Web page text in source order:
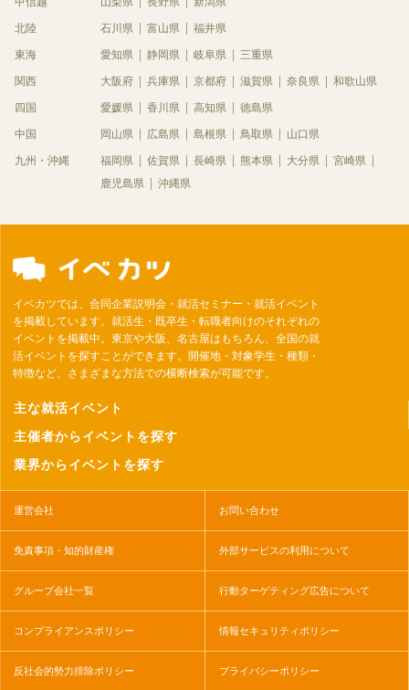
北陸 石川県 富山県 福井県
東海 愛知県 静岡県 岐阜県 三重県
関西 大阪府 兵庫県 京都府 滋賀県 奈良県 和歌山県
四国 愛媛県 香川県 高知県 徳島県
中国 岡山県 広島県 島根県 鳥取県 山口県
九州・沖縄 福岡県 佐賀県 長崎県 熊本県 大分県
宮崎県
鹿児島県
沖縄県
イベカツでは、合同企業説明会・就活セミナー・就活イベント
を掲載しています。就活生・既卒生・転職者向けのそれぞれの
イベントを掲載中。東京や大阪、名古屋はもちろん、全国の就
活イベントを探すことができます。開催地・対象学生・種類・
特徴など、さまざまな方法での横断検索が可能です。
主な就活イベント
主催者からイベントを探す
業界からイベントを探す
運営会社 お問い合わせ
免責事項・知的財産権 外部サービスの利用について
グループ会社一覧 行動ターゲティング広告について
コンプライアンスポリシー 情報セキュリティポリシー
反社会的勢力排除ポリシー プライバシーポリシー